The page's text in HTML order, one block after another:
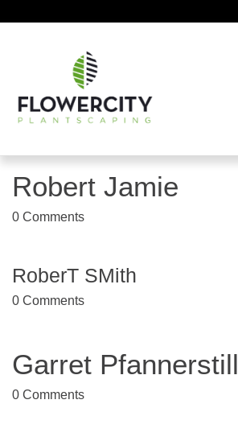
Robert Jamie
0 Comments
RoberT SMith
0 Comments
Garret Pfannerstill
0 Comments